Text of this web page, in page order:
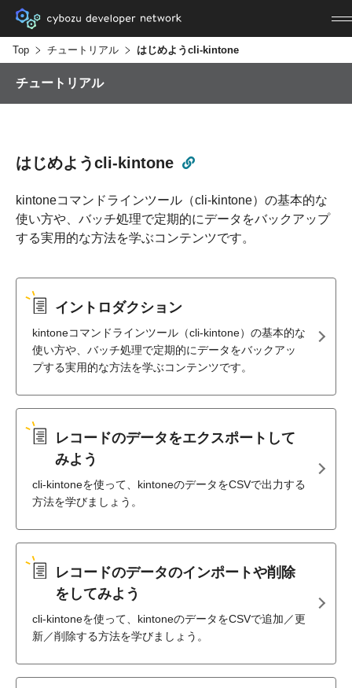
Top チュートリアル はじめようcli-kintone
チュートリアル
はじめようcli-kintone
kintoneコマンドラインツール（cli-kintone）の基本的な
使い方や、バッチ処理で定期的にデータをバックアップ
する実用的な方法を学ぶコンテンツです。
イントロダクション
kintoneコマンドラインツール（cli-kintone）の基本的な
使い方や、バッチ処理で定期的にデータをバックアッ
プする実用的な方法を学ぶコンテンツです。
レコードのデータをエクスポートして
みよう
cli-kintoneを使って、kintoneのデータをCSVで出力する
方法を学びましょう。
レコードのデータのインポートや削除
をしてみよう
cli-kintoneを使って、kintoneのデータをCSVで追加／更
新／削除する方法を学びましょう。